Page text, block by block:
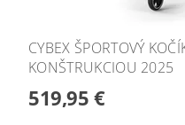
CYBEX ŠPORTOVÝ
KONŠTRUKCIOU 2025
519,95 €